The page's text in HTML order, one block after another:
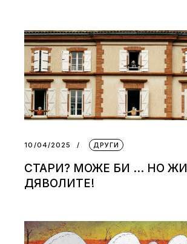
10/04/2025 ДРУГИ
СТАРИ? МОЖЕ БИ … НО
ДЯВОЛИТЕ!